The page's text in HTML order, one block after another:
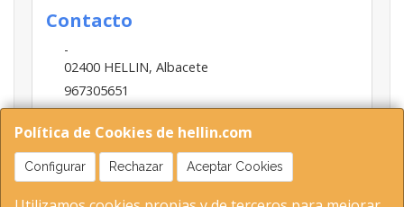
Política de Cookies de hellin.com
Configurar Rechazar Aceptar Cookies
Contacto
-
02400 HELLIN, Albacete
967305651
INFO@HELLIN.COM
Horario